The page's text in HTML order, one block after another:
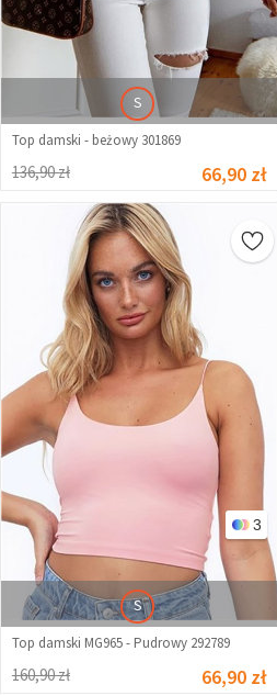
S
Top damski - beżowy 301869
136,90 zł 66,90 zł
3
S
Top damski MG965 - Pudrowy 292789
160,90 zł 66,90 zł